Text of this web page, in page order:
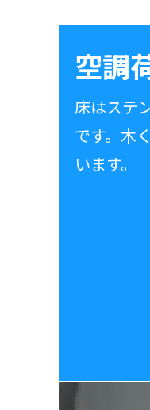
空調
床はステ
です。木
います。